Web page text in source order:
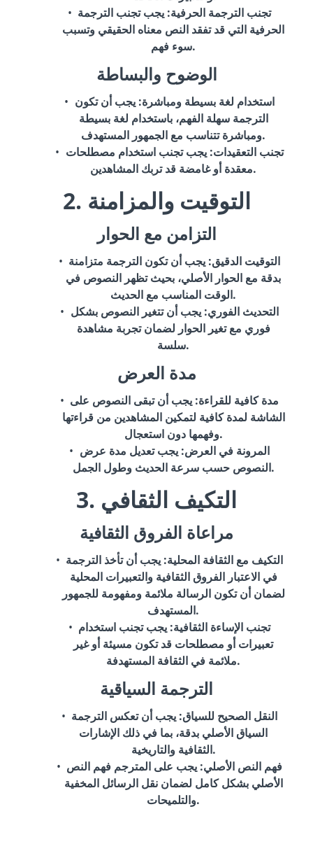
تجنب الترجمة الحرفية: يجب تجنب الترجمة
الحرفية التي قد تفقد النص معناه الحقيقي وتسبب
سوء فهم.
الوضوح والبساطة
استخدام لغة بسيطة ومباشرة: يجب أن تكون
الترجمة سهلة الفهم، باستخدام لغة بسيطة
ومباشرة تتناسب مع الجمهور المستهدف.
تجنب التعقيدات: يجب تجنب استخدام مصطلحات
معقدة أو غامضة قد تربك المشاهدين.
2. التوقيت والمزامنة
التزامن مع الحوار
التوقيت الدقيق: يجب أن تكون الترجمة متزامنة
بدقة مع الحوار الأصلي، بحيث تظهر النصوص في
الوقت المناسب مع الحديث.
التحديث الفوري: يجب أن تتغير النصوص بشكل
فوري مع تغير الحوار لضمان تجربة مشاهدة
سلسة.
مدة العرض
مدة كافية للقراءة: يجب أن تبقى النصوص على
الشاشة لمدة كافية لتمكين المشاهدين من قراءتها
وفهمها دون استعجال.
المرونة في العرض: يجب تعديل مدة عرض
النصوص حسب سرعة الحديث وطول الجمل.
3. التكيف الثقافي
مراعاة الفروق الثقافية
التكيف مع الثقافة المحلية: يجب أن تأخذ الترجمة
في الاعتبار الفروق الثقافية والتعبيرات المحلية
لضمان أن تكون الرسالة ملائمة ومفهومة للجمهور
المستهدف.
تجنب الإساءة الثقافية: يجب تجنب استخدام
تعبيرات أو مصطلحات قد تكون مسيئة أو غير
ملائمة في الثقافة المستهدفة.
الترجمة السياقية
النقل الصحيح للسياق: يجب أن تعكس الترجمة
السياق الأصلي بدقة، بما في ذلك الإشارات
الثقافية والتاريخية.
فهم النص الأصلي: يجب على المترجم فهم النص
الأصلي بشكل كامل لضمان نقل الرسائل المخفية
والتلميحات.